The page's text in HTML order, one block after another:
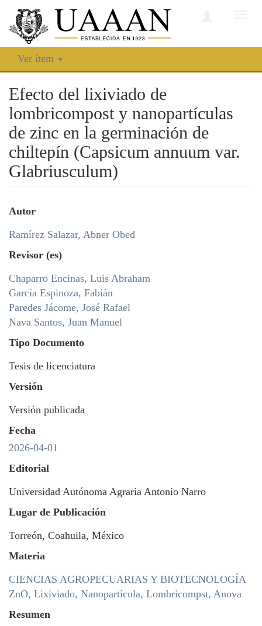
Ver ítem
Efecto del lixiviado de
lombricompost y nanopartículas
de zinc en la germinación de
chiltepín (Capsicum annuum var.
Glabriusculum)
Autor
Ramírez Salazar, Abner Obed
Revisor (es)
Chaparro Encinas, Luis Abraham
García Espinoza, Fabián
Paredes Jácome, José Rafael
Nava Santos, Juan Manuel
Tipo Documento
Tesis de licenciatura
Versión
Versión publicada
Fecha
2026-04-01
Editorial
Universidad Autónoma Agraria Antonio Narro
Lugar de Publicación
Torreón, Coahuila, México
Materia
CIENCIAS AGROPECUARIAS Y BIOTECNOLOGÍA
ZnO, Lixiviado, Nanopartícula, Lombricompst, Anova
Resumen